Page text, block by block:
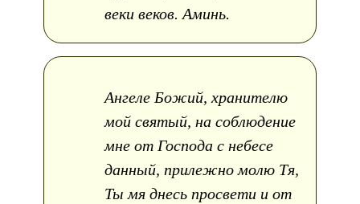
веки веков. Аминь.
Ангеле Божий, хранителю
мой святый, на соблюдение
мне от Господа с небесе
данный, прилежно молю Тя,
Ты мя днесь просвети и от